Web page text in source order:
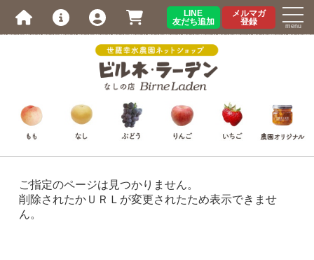
LINE
友だち追加
メルマガ
登録
ご指定のページは見つかりません。
削除されたかＵＲＬが変更されたため表示できませ
ん。
menu